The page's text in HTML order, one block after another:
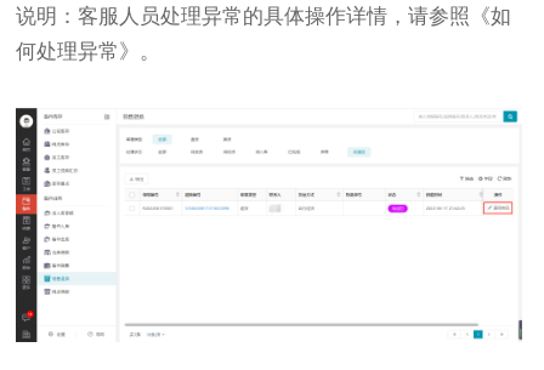
说明：客服人员处理异常的具体操作详情，请参照《如
何处理异常》。